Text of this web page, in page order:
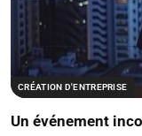
CRÉATION D'ENTREPRISE
Un événement